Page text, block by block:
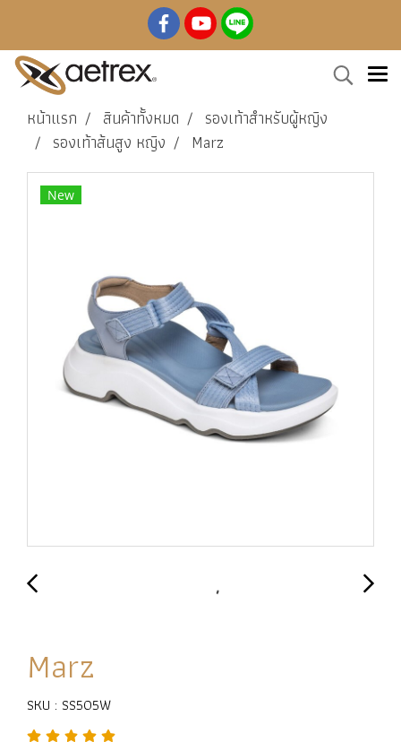
หน้าแรก สินค้าทั้งหมด
รองเท้าสำหรับผู้หญิง
รองเท้าส้นสูง หญิง
Marz
New
Marz
SKU : SS505W